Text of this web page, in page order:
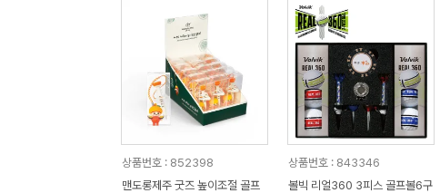
상품번호 : 852398
맨도롱제주 굿즈 높이조절 골프
상품번호 : 843346
볼빅 리얼360 3피스 골프볼6구